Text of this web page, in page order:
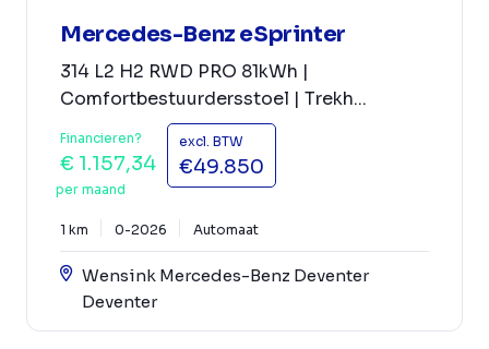
Mercedes-Benz eSprinter
314 L2 H2 RWD PRO 81kWh |
Comfortbestuurdersstoel | Trekh...
Financieren?
€ 1.157,34
per maand
excl. BTW
€49.850
1 km 0-2026 Automaat
Wensink Mercedes-Benz Deventer
Deventer